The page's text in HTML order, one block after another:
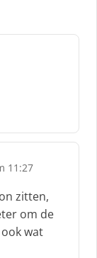
11:27
zitten,
om de
wat